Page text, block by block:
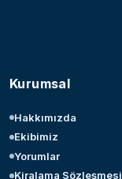
Kurumsal
Hakkımızda
Ekibimiz
Yorumlar
Kiralama Sözleşmesi